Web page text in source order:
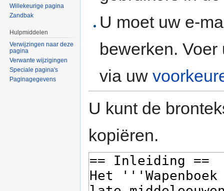
U moet uw e-
bewerken.
via uw
U kunt de
kopiëren.
Willekeurige pagina
Zandbak
Hulpmiddelen
Verwijzingen naar deze
pagina
Verwante wijzigingen
Speciale pagina's
Paginagegevens